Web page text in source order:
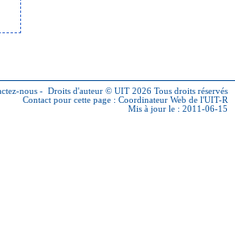
nous - Droits d'auteur © UIT 2026 Tous droits réservés
Contact pour cette page : Coordinateur Web de l'UIT-R
Mis à jour le : 2011-06-15